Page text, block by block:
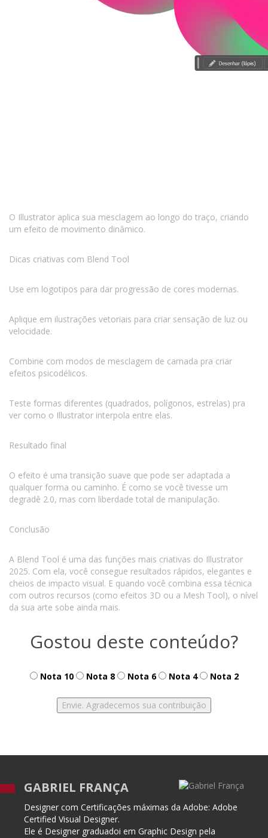
O Illustrator aplica sua mesclagem ao longo do traço, criando
um efeito de movimento dinâmico.
Dicas criativas com Blend Tool
Use em logotipos para dar progressão de cores modernas.
Aplique em ilustrações vetoriais para criar sensação de luz ou
velocidade.
Combine com modos de mesclagem de camada pra criar
efeitos psicodélicos.
Teste formas diferentes (quadrados, polígonos, estrelas) pra
ver como o Illustrator interpola entre elas.
Resultado final
O efeito é uma transição suave que pode ser adaptada a
qualquer forma ou caminho. É como se você tivesse um
degradê 2.0, mas com liberdade total de manipulação.
Conclusão
A Blend Tool é uma das funções mais criativas do Illustrator
2025. Com ela, você consegue resultados rápidos, elegantes e
cheios de impacto visual. E quando você combina essa técnica
com outros recursos (como efeitos 3D ou a Mesh Tool), o nível
da sua arte sobe ainda mais.
Gostou deste conteúdo?
Nota 10 Nota 8 Nota 6 Nota 4 Nota 2
GABRIEL FRANÇA
Designer com Certificações máximas da Adobe: Adobe
Certified Visual Designer.
Ele é Designer graduadoi em Graphic Design pela